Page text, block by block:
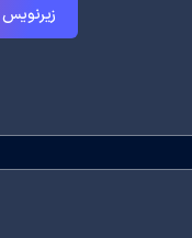
زیرنویس Sleepy Hollow - Season 1